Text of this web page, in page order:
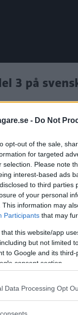
- Do Not
opt-out of the sale,
for targeted
selection. Please note
interest-based ads
to third parties
of your personal
This information may
Participants that may
that this website/app
but not limited
to Google and its
consent section.
Data Processing Opt
3 på
av
med sin
Wedberg på
mars.